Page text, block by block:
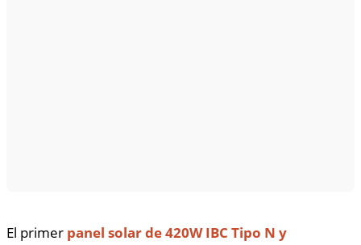
El primer panel solar de 420W IBC Tipo N y